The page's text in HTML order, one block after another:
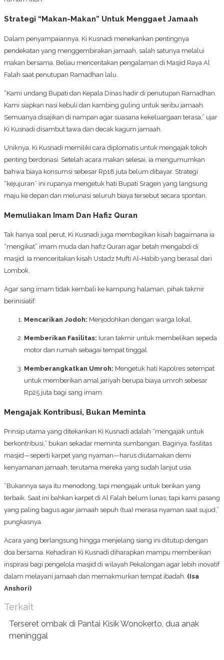
Strategi “Makan-Makan” Untuk Menggaet Jamaah
Dalam penyampaiannya, Ki Kusnadi menekankan pentingnya
pendekatan yang menggembirakan jamaah, salah satunya melalui
makan bersama. Beliau menceritakan pengalaman di Masjid Raya Al
Falah saat penutupan Ramadhan lalu.
“Kami undang Bupati dan Kepala Dinas hadir di penutupan Ramadhan.
Kami siapkan nasi kebuli dan kambing guling untuk seribu jamaah.
Semuanya disajikan di nampan agar suasana kekeluargaan terasa,” ujar
Ki Kusnadi disambut tawa dan decak kagum jamaah.
Uniknya, Ki Kusnadi memiliki cara diplomatis untuk mengajak tokoh
penting berdonasi. Setelah acara makan selesai, ia mengumumkan
bahwa biaya konsumsi sebesar Rp18 juta belum dibayar. Strategi
“kejujuran” ini rupanya mengetuk hati Bupati Sragen yang langsung
maju ke depan dan melunasi seluruh biaya tersebut secara spontan.
Memuliakan Imam Dan Hafiz Quran
Tak hanya soal perut, Ki Kusnadi juga membagikan kisah bagaimana ia
“mengikat” imam muda dan hafiz Quran agar betah mengabdi di
masjid. Ia menceritakan kisah Ustadz Mufti Al-Habib yang berasal dari
Lombok.
Agar sang imam tidak kembali ke kampung halaman, pihak takmir
berinisiatif:
Mencarikan Jodoh: Menjodohkan dengan warga lokal.
Memberikan Fasilitas: Iuran takmir untuk membelikan sepeda
motor dan rumah sebagai tempat tinggal.
Memberangkatkan Umroh: Mengetuk hati Kapolres setempat
untuk memberikan amal jariyah berupa biaya umroh sebesar
Rp25 juta bagi sang imam.
Mengajak Kontribusi, Bukan Meminta
Prinsip utama yang ditekankan Ki Kusnadi adalah “mengajak untuk
berkontribusi,” bukan sekadar meminta sumbangan. Baginya, fasilitas
masjid—seperti karpet yang nyaman—harus diutamakan demi
kenyamanan jamaah, terutama mereka yang sudah lanjut usia.
“Bukannya saya itu menodong, tapi mengajak untuk berikan yang
terbaik. Saat ini bahkan karpet di Al Falah belum lunas, tapi kami pasang
yang paling bagus agar jamaah sepuh (tua) merasa nyaman saat sujud,”
pungkasnya.
Acara yang berlangsung hingga menjelang siang ini ditutup dengan
doa bersama. Kehadiran Ki Kusnadi diharapkan mampu memberikan
inspirasi bagi pengelola masjid di wilayah Pekalongan agar lebih inovatif
dalam melayani jamaah dan memakmurkan tempat ibadah. (Isa
Anshori)
Terkait
Terseret ombak di Pantai Kisik Wonokerto, dua anak
meninggal